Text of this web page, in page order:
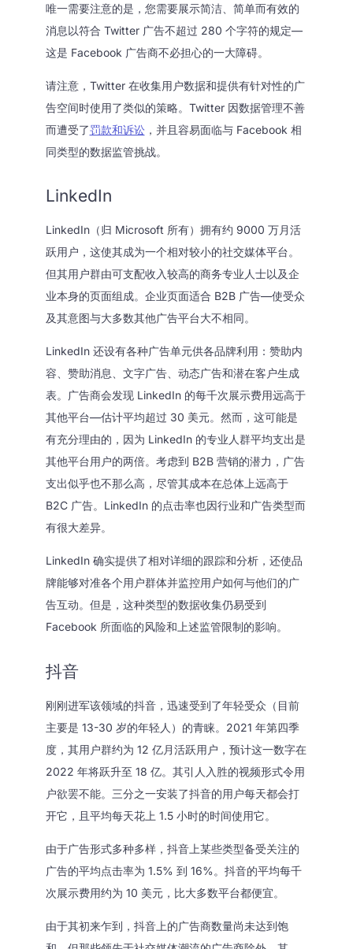
唯一需要注意的是，您需要展示简洁、简单而有效的
消息以符合 Twitter 广告不超过 280 个字符的规定—
这是 Facebook 广告商不必担心的一大障碍。
请注意，Twitter 在收集用户数据和提供有针对性的广
告空间时使用了类似的策略。Twitter 因数据管理不善
而遭受了罚款和诉讼 ，并且容易面临与 Facebook 相
同类型的数据监管挑战。
LinkedIn
LinkedIn（归 Microsoft 所有）拥有约 9000 万月活
跃用户，这使其成为一个相对较小的社交媒体平台。
但其用户群由可支配收入较高的商务专业人士以及企
业本身的页面组成。企业页面适合 B2B 广告—使受众
及其意图与大多数其他广告平台大不相同。
LinkedIn 还设有各种广告单元供各品牌利用：赞助内
容、赞助消息、文字广告、动态广告和潜在客户生成
表。广告商会发现 LinkedIn 的每千次展示费用远高于
其他平台—估计平均超过 30 美元。然而，这可能是
有充分理由的，因为 LinkedIn 的专业人群平均支出是
其他平台用户的两倍。考虑到 B2B 营销的潜力，广告
支出似乎也不那么高，尽管其成本在总体上远高于
B2C 广告。LinkedIn 的点击率也因行业和广告类型而
有很大差异。
LinkedIn 确实提供了相对详细的跟踪和分析，还使品
牌能够对准各个用户群体并监控用户如何与他们的广
告互动。但是，这种类型的数据收集仍易受到
Facebook 所面临的风险和上述监管限制的影响。
抖音
刚刚进军该领域的抖音，迅速受到了年轻受众（目前
主要是 13-30 岁的年轻人）的青睐。2021 年第四季
度，其用户群约为 12 亿月活跃用户，预计这一数字在
2022 年将跃升至 18 亿。其引人入胜的视频形式令用
户欲罢不能。三分之一安装了抖音的用户每天都会打
开它，且平均每天花上 1.5 小时的时间使用它。
由于广告形式多种多样，抖音上某些类型备受关注的
广告的平均点击率为 1.5% 到 16%。抖音的平均每千
次展示费用约为 10 美元，比大多数平台都便宜。
由于其初来乍到，抖音上的广告商数量尚未达到饱